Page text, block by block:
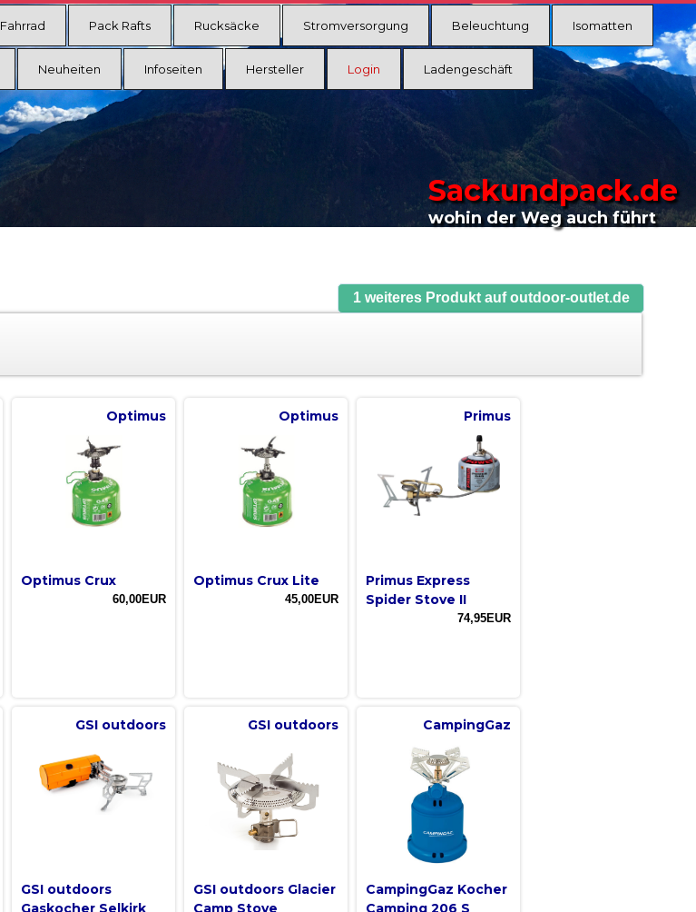
Fahrrad Pack Rafts Rucksäcke Stromversorgung Beleuchtung Isomatten
Neuheiten Infoseiten Hersteller Login Ladengeschäft
Sackundpack.de
wohin der Weg auch führt
1 weiteres Produkt auf outdoor-outlet.de
Optimus
Optimus Crux
60,00EUR
Optimus
Optimus Crux Lite
45,00EUR
Primus
Primus Express
Spider Stove II
74,95EUR
GSI outdoors
GSI outdoors
Gaskocher Selkirk
GSI outdoors
GSI outdoors Glacier
Camp Stove
CampingGaz
CampingGaz Kocher
Camping 206 S